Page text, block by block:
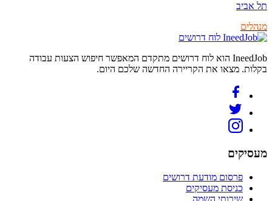
תל אביב
מנהלים
לוח דרושים
IneedJob הוא לוח דרושים מתקדם המאפשר חיפוש הצעות עבודה
בקלות. מצאו את הקריירה החדשה שלכם היום.
מעסיקים
פרסום מודעת דרושים
כניסת מעסיקים
שירותי השמה